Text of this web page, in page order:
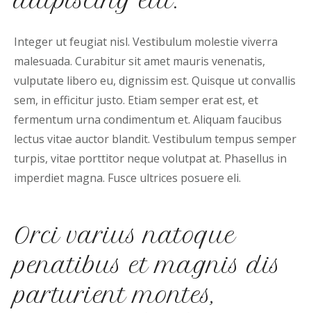
Integer ut feugiat nisl. Vestibulum molestie viverra
malesuada. Curabitur sit amet mauris venenatis,
vulputate libero eu, dignissim est. Quisque ut convallis
sem, in efficitur justo. Etiam semper erat est, et
fermentum urna condimentum et. Aliquam faucibus
lectus vitae auctor blandit. Vestibulum tempus semper
turpis, vitae porttitor neque volutpat at. Phasellus in
imperdiet magna. Fusce ultrices posuere eli.
Orci varius natoque
penatibus et magnis dis
parturient montes,